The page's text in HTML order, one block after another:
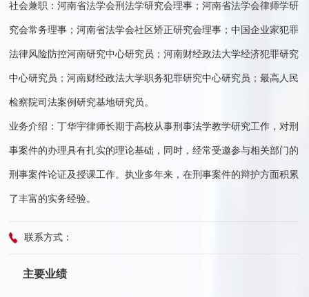
社会兼职：河南省法学会刑法学研究会理事；河南省法学会律师学研
究会常务理事；河南省法学会社区矫正研究会理事；中国企业家犯罪
法律风险防控河南研究中心研究员；河南财经政法大学经济犯罪研究
中心研究员；河南财经政法大学职务犯罪研究中心研究员；最高人民
检察院司法案例研究基地研究员。
业务介绍：丁华宇律师长期于高校从事刑事法学教学研究工作，对刑
事案件的办理具有扎实的理论基础，同时，经常受邀参与相关部门的
刑事案件论证及授课工作。执业多年来，在刑事案件的辩护方面积累
了丰富的实务经验。
联系方式：
主要业绩